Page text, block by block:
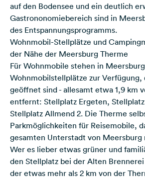
auf den Bodensee und ein deutlich
Gastrononomiebereich sind in
des Entspannungsprogramms.
Wohnmobil-Stellplätze und
der Nähe der Meersburg Therme
Für Wohnmobile stehen in
Wohnmobilstellplätze zur Verfügung,
geöffnet sind - allesamt etwa 1,9 km
entfernt: Stellplatz Ergeten,
Stellplatz Allmend 2. Die Therme
Parkmöglichkeiten für Reisemobile,
gesamten Unterstadt von Meersburg
Wer es lieber etwas grüner und
den Stellplatz bei der Alten Brennerei
der etwas mehr als 2 km von der